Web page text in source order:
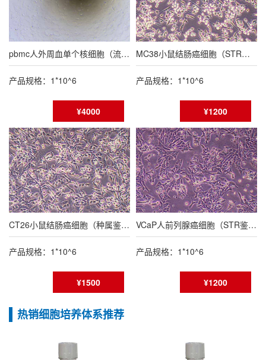
pbmc人外周血单个核细胞（流式鉴定报告）
产品规格：1*10^6
¥4000
MC38小鼠结肠癌细胞（STR鉴定报告/种属鉴定报告）
产品规格：1*10^6
¥1200
CT26小鼠结肠癌细胞（种属鉴定报告/STR鉴定报告）
产品规格：1*10^6
¥1500
VCaP人前列腺癌细胞（STR鉴定报告）
产品规格：1*10^6
¥1200
热销细胞培养体系推荐